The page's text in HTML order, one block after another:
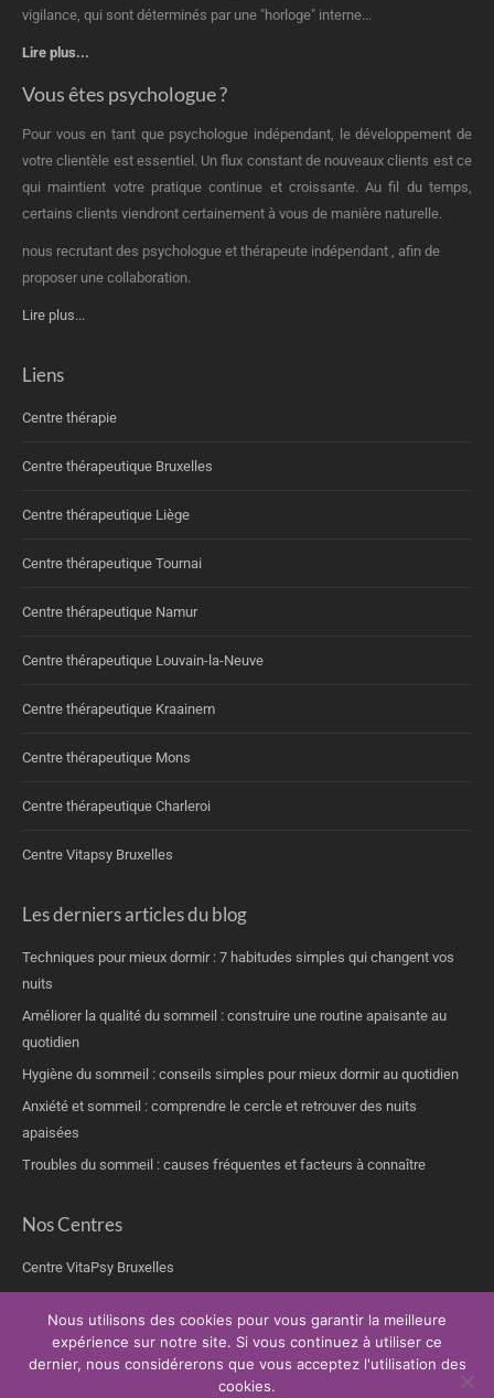
vigilance, qui sont déterminés par une "horloge" interne...
Lire plus...
Vous êtes psychologue ?
Pour vous en tant que psychologue indépendant, le développement de
votre clientèle est essentiel. Un flux constant de nouveaux clients est ce
qui maintient votre pratique continue et croissante. Au fil du temps,
certains clients viendront certainement à vous de manière naturelle.
nous recrutant des psychologue et thérapeute indépendant , afin de
proposer une collaboration.
Lire plus...
Liens
Centre thérapie
Centre thérapeutique Bruxelles
Centre thérapeutique Liège
Centre thérapeutique Tournai
Centre thérapeutique Namur
Centre thérapeutique Louvain-la-Neuve
Centre thérapeutique Kraainem
Centre thérapeutique Mons
Centre thérapeutique Charleroi
Centre Vitapsy Bruxelles
Les derniers articles du blog
Techniques pour mieux dormir : 7 habitudes simples qui changent vos
nuits
Améliorer la qualité du sommeil : construire une routine apaisante au
quotidien
Hygiène du sommeil : conseils simples pour mieux dormir au quotidien
Anxiété et sommeil : comprendre le cercle et retrouver des nuits
apaisées
Troubles du sommeil : causes fréquentes et facteurs à connaître
Nos Centres
Centre VitaPsy Bruxelles
Copyright © 2026.Thérapie trouble du sommeilTous droits réservés.
Privium – Des services qui soutiennent vos soins. Pour psychologues,
Nous utilisons des cookies pour vous garantir la meilleure
expérience sur notre site. Si vous continuez à utiliser ce
dernier, nous considérerons que vous acceptez l'utilisation des
cookies.